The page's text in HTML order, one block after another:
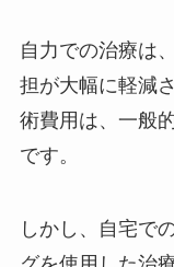
自力での治療は
担が大幅に軽減
術費用は、一般
です。
しかし、自宅で